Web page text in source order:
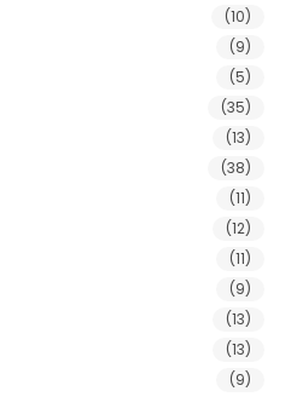
(10)
(9)
(5)
(35)
(13)
(38)
(11)
(12)
(11)
(9)
(13)
(13)
(9)